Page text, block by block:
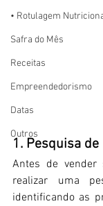
• Rotulagem
Safra do Mês
Receitas
Empreendedorismo
Datas
Outros
1. Pesquisa
Antes de vender
realizar uma
identificando as